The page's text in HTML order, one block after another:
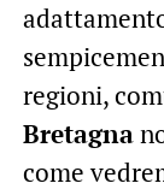
regioni,
Bretagna
come